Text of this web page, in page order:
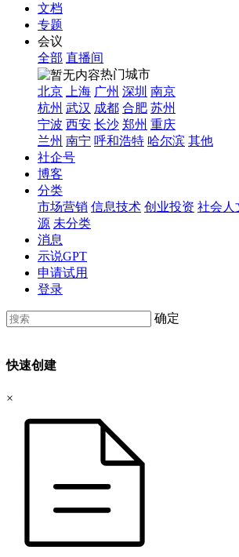
文档
专题
会议
全部 直播间
热门城市
北京
上海 广州 深圳 南京
杭州 武汉 成都 合肥 苏州
宁波 西安 长沙 郑州 重庆
兰州 南宁 呼和浩特 哈尔滨 其他
社企号
博客
分类
市场营销 信息技术 创业投资 社会人
源 未分类
消息
示说GPT
申请试用
登录
确定
快速创建
×